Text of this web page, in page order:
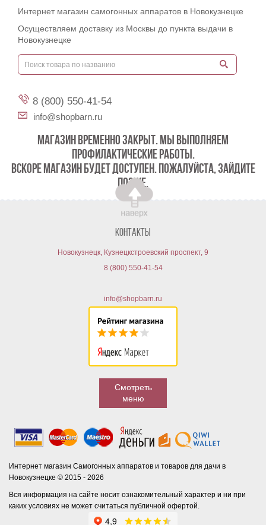
Интернет магазин самогонных аппаратов в Новокузнецке
Осуществляем доставку из Москвы до пункта выдачи в
Новокузнецке
8 (800) 550-41-54
info@shopbarn.ru
МАГАЗИН ВРЕМЕННО ЗАКРЫТ. МЫ ВЫПОЛНЯЕМ
ПРОФИЛАКТИЧЕСКИЕ РАБОТЫ.
ВСКОРЕ МАГАЗИН БУДЕТ ДОСТУПЕН. ПОЖАЛУЙСТА, ЗАЙДИТЕ
ПОЗЖЕ.
Контакты
Новокузнецк, Кузнецкстроевский проспект, 9
8 (800) 550-41-54
info@shopbarn.ru
Смотреть
меню
Интернет магазин Самогонных аппаратов и товаров для дачи в
Новокузнецке © 2015 - 2026
Вся информация на сайте носит ознакомительный характер и ни при
каких условиях не может считаться публичной офертой.